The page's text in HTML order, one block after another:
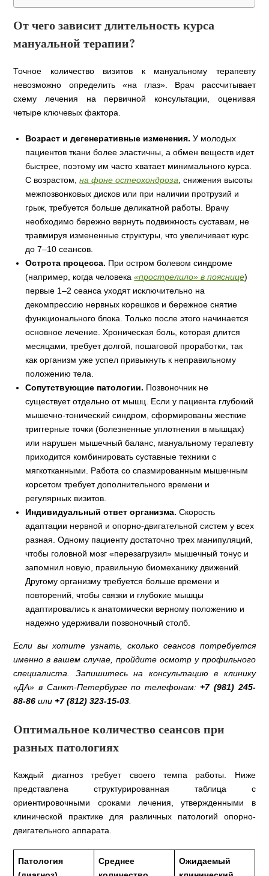
От чего зависит длительность курса
мануальной терапии?
Точное количество визитов к мануальному терапевту
невозможно определить «на глаз». Врач рассчитывает
схему лечения на первичной консультации, оценивая
четыре ключевых фактора.
Возраст и дегенеративные изменения. У молодых
пациентов ткани более эластичны, а обмен веществ идет
быстрее, поэтому им часто хватает минимального курса.
С возрастом,на фоне остеохондроза , снижения высоты
межпозвонковых дисков или при наличии протрузий и
грыж, требуется больше деликатной работы. Врачу
необходимо бережно вернуть подвижность суставам, не
травмируя измененные структуры, что увеличивает курс
до 7–10 сеансов.
Острота процесса. При остром болевом синдроме
(например, когда человека«прострелило» в пояснице)
первые 1–2 сеанса уходят исключительно на
декомпрессию нервных корешков и бережное снятие
функционального блока. Только после этого начинается
основное лечение. Хроническая боль, которая длится
месяцами, требует долгой, пошаговой проработки, так
как организм уже успел привыкнуть к неправильному
положению тела.
Сопутствующие патологии. Позвоночник не
существует отдельно от мышц. Если у пациента глубокий
мышечно-тонический синдром, сформированы жесткие
триггерные точки (болезненные уплотнения в мышцах)
или нарушен мышечный баланс, мануальному терапевту
приходится комбинировать суставные техники с
мягкотканными. Работа со спазмированным мышечным
корсетом требует дополнительного времени и
регулярных визитов.
Индивидуальный ответ организма. Скорость
адаптации нервной и опорно-двигательной систем у всех
разная. Одному пациенту достаточно трех манипуляций,
чтобы головной мозг «перезагрузил» мышечный тонус и
запомнил новую, правильную биомеханику движений.
Другому организму требуется больше времени и
повторений, чтобы связки и глубокие мышцы
адаптировались к анатомически верному положению и
надежно удерживали позвоночный столб.
Если вы хотите узнать, сколько сеансов потребуется
именно в вашем случае, пройдите осмотр у профильного
специалиста. Запишитесь на консультацию в клинику
«ДА» в Санкт-Петербурге по телефонам:+7 (981) 245-
88-86 или+7 (812) 323-15-03
Оптимальное количество сеансов при
разных патологиях
Каждый диагноз требует своего темпа работы. Ниже
представлена структурированная таблица с
ориентировочными сроками лечения, утвержденными в
клинической практике для различных патологий опорно-
двигательного аппарата.
Патология
Среднее
Ожидаемый